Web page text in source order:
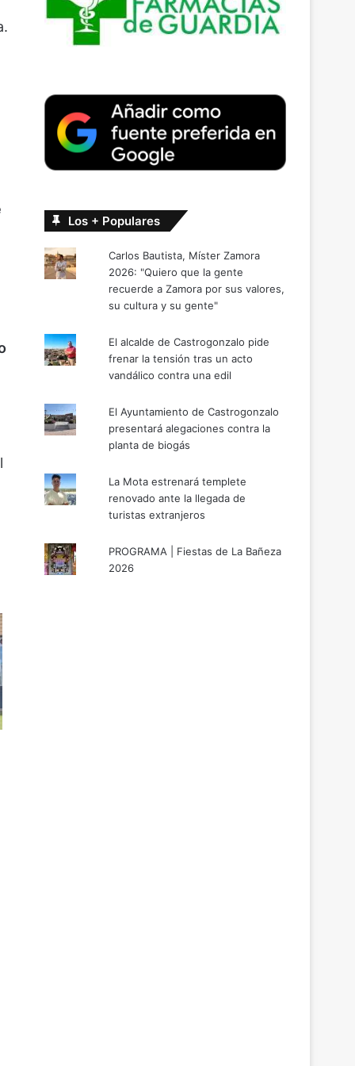
Los + Populares
Carlos Bautista, Míster Zamora
2026: "Quiero que la gente
recuerde a Zamora por sus valores,
su cultura y su gente"
El alcalde de Castrogonzalo pide
frenar la tensión tras un acto
vandálico contra una edil
El Ayuntamiento de Castrogonzalo
presentará alegaciones contra la
planta de biogás
La Mota estrenará templete
renovado ante la llegada de
turistas extranjeros
PROGRAMA | Fiestas de La Bañeza
2026